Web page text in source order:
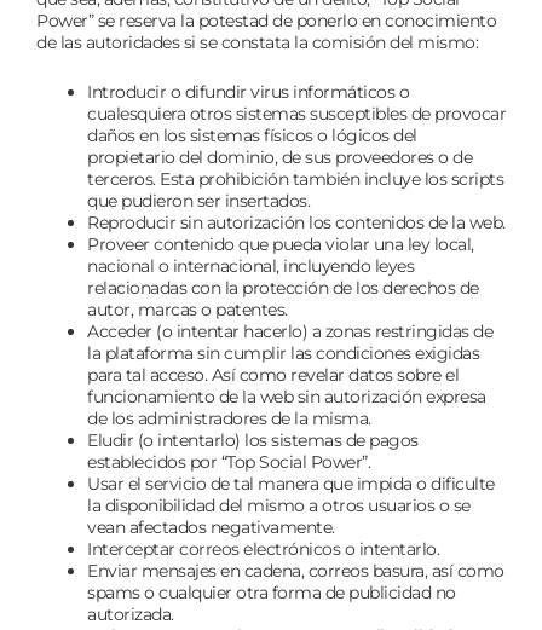
Power” se reserva la potestad de ponerlo en conocimiento
de las autoridades si se constata la comisión del mismo:
Introducir o difundir virus informáticos o
cualesquiera otros sistemas susceptibles de provocar
daños en los sistemas físicos o lógicos del
propietario del dominio, de sus proveedores o de
terceros. Esta prohibición también incluye los scripts
que pudieron ser insertados.
Reproducir sin autorización los contenidos de la web.
Proveer contenido que pueda violar una ley local,
nacional o internacional, incluyendo leyes
relacionadas con la protección de los derechos de
autor, marcas o patentes.
Acceder (o intentar hacerlo) a zonas restringidas de
la plataforma sin cumplir las condiciones exigidas
para tal acceso. Así como revelar datos sobre el
funcionamiento de la web sin autorización expresa
de los administradores de la misma.
Eludir (o intentarlo) los sistemas de pagos
establecidos por “Top Social Power”.
Usar el servicio de tal manera que impida o dificulte
la disponibilidad del mismo a otros usuarios o se
vean afectados negativamente.
Interceptar correos electrónicos o intentarlo.
Enviar mensajes en cadena, correos basura, así como
spams o cualquier otra forma de publicidad no
autorizada.